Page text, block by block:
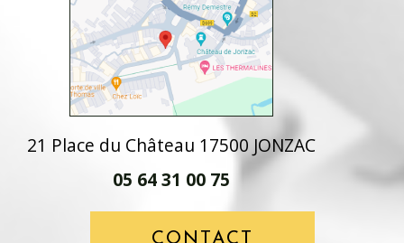
21 Place du Château 17500 JONZAC
05 64 31 00 75
CONTACT